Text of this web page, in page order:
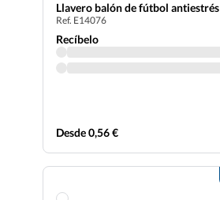
Llavero balón de fútbol antiestrés
Ref. E14076
Recíbelo
Desde 0,56 €